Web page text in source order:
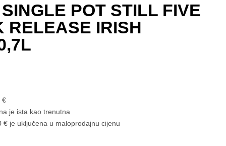
POT STILL FIVE
RELEASE IRISH
€
je ista kao trenutna
je uključena u maloprodajnu cijenu